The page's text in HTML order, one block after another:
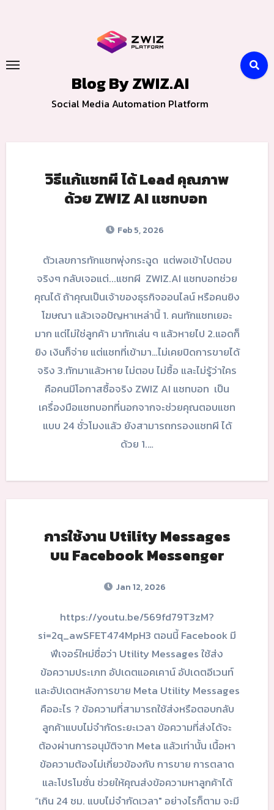
Blog By ZWIZ.AI
Social Media Automation Platform
วิธีแก้แชทผี ได้ Lead คุณภาพ
ด้วย ZWIZ AI แชทบอท
Feb 5, 2026
ตัวเลขการทักแชทพุ่งกระฉูด แต่พอเข้าไปตอบ
จริงๆ กลับเจอแต่...แชทผี ZWIZ.AI แชทบอทช่วย
คุณได้ ถ้าคุณเป็นเจ้าของธุรกิจออนไลน์ หรือคนยิง
โฆษณา แล้วเจอปัญหาเหล่านี้ 1. คนทักแชทเยอะ
มาก แต่ไม่ใช่ลูกค้า มาทักเล่น ๆ แล้วหายไป 2.แอดก็
ยิง เงินก็จ่าย แต่แชทที่เข้ามา…ไม่เคยปิดการขายได้
จริง 3.ทักมาแล้วหาย ไม่ตอบ ไม่ซื้อ และไม่รู้ว่าใคร
คือคนมีโอกาสซื้อจริง ZWIZ AI แชทบอท เป็น
เครื่องมือแชทบอทที่นอกจากจะช่วยคุณตอบแชท
แบบ 24 ชั่วโมงแล้ว ยังสามารถกรองแชทผี ได้
ด้วย 1.…
การใช้งาน Utility Messages
บน Facebook Messenger
Jan 12, 2026
https://youtu.be/569fd79T3zM?
si=2q_awSFET474MpH3 ตอนนี้ Facebook มี
ฟีเจอร์ใหม่ชื่อว่า Utility Messages ใช้ส่ง
ข้อความประเภท อัปเดตแอคเคาน์ อัปเดตอีเวนท์
และอัปเดตหลังการขาย Meta Utility Messages
คืออะไร ? ข้อความที่สามารถใช้ส่งหรือตอบกลับ
ลูกค้าแบบไม่จำกัดระยะเวลา ข้อความที่ส่งได้จะ
ต้องผ่านการอนุมัติจาก Meta แล้วเท่านั้น เนื้อหา
ข้อความต้องไม่เกี่ยวข้องกับ การขาย การตลาด
และโปรโมชั่น ช่วยให้คุณส่งข้อความหาลูกค้าได้
“เกิน 24 ชม. แบบไม่จำกัดเวลา" อย่างไรก็ตาม จะมี